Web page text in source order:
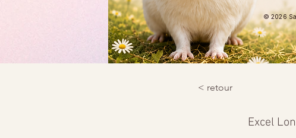
© 2026
< retour
Excel